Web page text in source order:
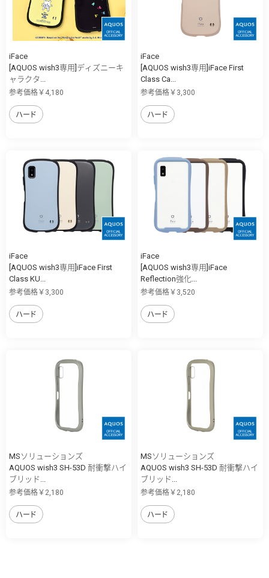
iFace
[AQUOS wish3専用]ディズニーキ
ャラクタ...
参考価格￥4,180
ハード
iFace
[AQUOS wish3専用]iFace First
Class Ca...
参考価格￥3,300
ハード
iFace
[AQUOS wish3専用]iFace First
Class KU...
参考価格￥3,300
ハード
iFace
[AQUOS wish3専用]iFace
Reflection強化...
参考価格￥3,520
ハード
MSソリューションズ
AQUOS wish3 SH-53D 耐衝撃ハイ
ブリッド...
参考価格￥2,180
ハード
MSソリューションズ
AQUOS wish3 SH-53D 耐衝撃ハイ
ブリッド...
参考価格￥2,180
ハード